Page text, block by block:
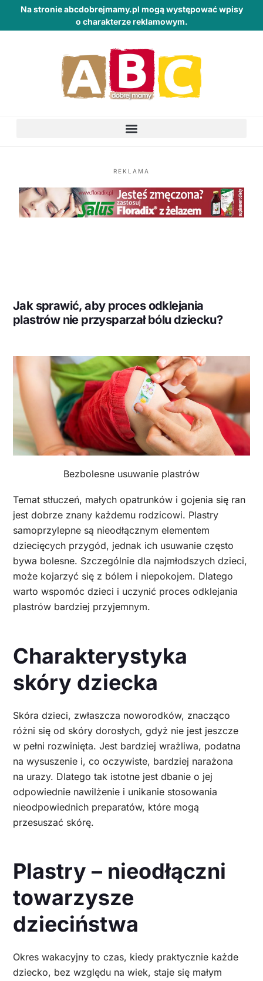
Na stronie abcdobrejmamy.pl mogą występować wpisy
o charakterze reklamowym.
REKLAMA
Jak sprawić, aby proces odklejania
plastrów nie przysparzał bólu dziecku?
Bezbolesne usuwanie plastrów
Temat stłuczeń, małych opatrunków i gojenia się ran
jest dobrze znany każdemu rodzicowi. Plastry
samoprzylepne są nieodłącznym elementem
dziecięcych przygód, jednak ich usuwanie często
bywa bolesne. Szczególnie dla najmłodszych dzieci,
może kojarzyć się z bólem i niepokojem. Dlatego
warto wspomóc dzieci i uczynić proces odklejania
plastrów bardziej przyjemnym.
Charakterystyka
skóry dziecka
Skóra dzieci, zwłaszcza noworodków, znacząco
różni się od skóry dorosłych, gdyż nie jest jeszcze
w pełni rozwinięta. Jest bardziej wrażliwa, podatna
na wysuszenie i, co oczywiste, bardziej narażona
na urazy. Dlatego tak istotne jest dbanie o jej
odpowiednie nawilżenie i unikanie stosowania
nieodpowiednich preparatów, które mogą
przesuszać skórę.
Plastry – nieodłączni
towarzysze
dzieciństwa
Okres wakacyjny to czas, kiedy praktycznie każde
dziecko, bez względu na wiek, staje się małym